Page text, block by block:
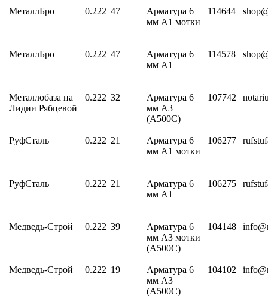
МеталлБро 0.222 47
Арматура 6
мм А1 мотки
114644
МеталлБро 0.222 47
Арматура 6
мм А1
114578
Металлобаза на
Лидии Рябцевой
0.222 32
Арматура 6
мм А3
(А500С)
107742
РуфСталь 0.222 21
Арматура 6
мм А1 мотки
106277
РуфСталь 0.222 21
Арматура 6
мм А1
106275
Медведь-Строй 0.222 39
Арматура 6
мм А3 мотки
(А500С)
104148
Медведь-Строй 0.222 19
Арматура 6
мм А3
(А500С)
104102